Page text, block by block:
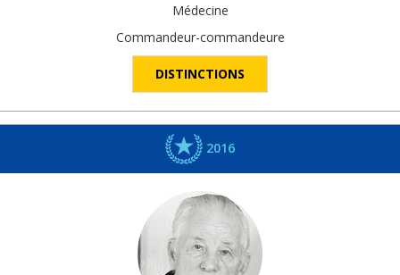
Médecine
Commandeur-commandeure
DISTINCTIONS
2016